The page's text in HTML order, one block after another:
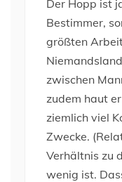
Der Hopp ist
Bestimmer,
größten
zwischen
zudem haut
ziemlich viel
Zwecke.
Verhältnis zu
wenig ist.